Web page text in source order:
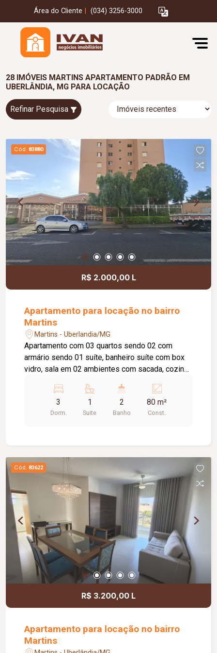
Área do Cliente (034) 3256-3000
28 IMÓVEIS MARTINS APARTAMENTO PADRÃO EM
UBERLÂNDIA, MG PARA LOCAÇÃO
Refinar Pesquisa
Cód. 83880
R$ 2.000,00 L
Apartamento para locação no bairro
Martins
Martins - Uberlandia/MG
Apartamento com 03 quartos sendo 02 com
armário sendo 01 suíte, banheiro suíte com box
vidro, sala em 02 ambientes com sacada, cozinha
social com box vidro, elevador, 01 vaga de
estacionamento, portaria 24 horas, playground
3
Dorm.
1
Suite
2
Banho
80 m²
Const.
Cód. 83622
R$ 3.200,00 L
Apartamento para locação no bairro
Martins